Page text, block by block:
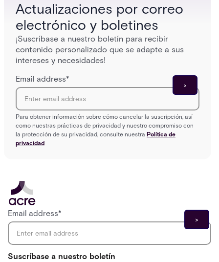
Actualizaciones por correo
electrónico y boletines
¡Suscríbase a nuestro boletín para recibir
contenido personalizado que se adapte a sus
intereses y necesidades!
Email address*
Para obtener información sobre cómo cancelar la suscripción, así
como nuestras prácticas de privacidad y nuestro compromiso con
la protección de su privacidad, consulte nuestra Política de
privacidad
Suscríbase a nuestro boletín
Email address*